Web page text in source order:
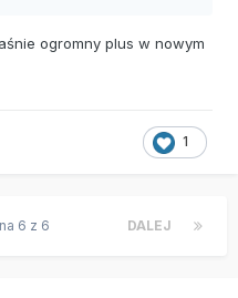
ogromny plus w nowym
1
DALEJ
6 z 6